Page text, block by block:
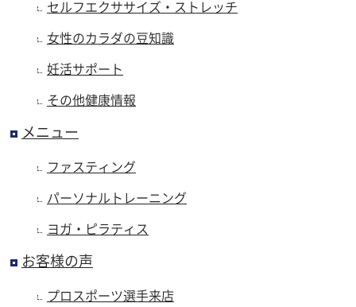
セルフエクササイズ・ストレッチ
女性のカラダの豆知識
妊活サポート
その他健康情報
メニュー
ファスティング
パーソナルトレーニング
ヨガ・ピラティス
お客様の声
プロスポーツ選手来店